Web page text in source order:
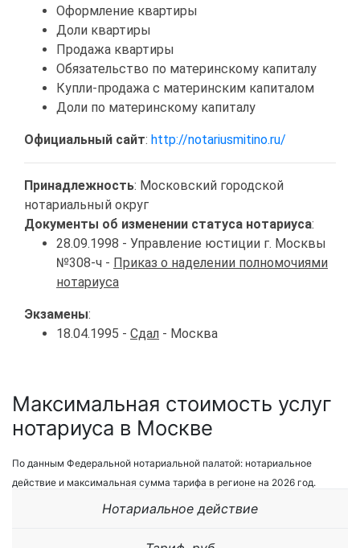
Оформление квартиры
Доли квартиры
Продажа квартиры
Обязательство по материнскому капиталу
Купли-продажа с материнским капиталом
Доли по материнскому капиталу
Официальный сайт: http://notariusmitino.ru/
Принадлежность: Московский городской
нотариальный округ
Документы об изменении статуса нотариуса:
28.09.1998 - Управление юстиции г. Москвы
№308-ч - Приказ о наделении полномочиями
нотариуса
Экзамены:
18.04.1995 - Сдал - Москва
Максимальная стоимость услуг
нотариуса в Москве
По данным Федеральной нотариальной палатой: нотариальное
действие и максимальная сумма тарифа в регионе на 2026 год.
Нотариальное действие